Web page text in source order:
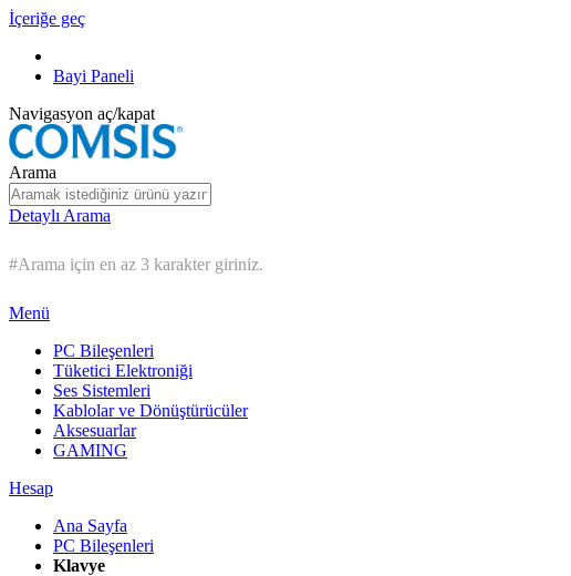
İçeriğe geç
Bayi Paneli
Navigasyon aç/kapat
Arama
Detaylı Arama
#Arama için en az 3 karakter giriniz.
Menü
PC Bileşenleri
Tüketici Elektroniği
Ses Sistemleri
Kablolar ve Dönüştürücüler
Aksesuarlar
GAMING
Hesap
Ana Sayfa
PC Bileşenleri
Klavye